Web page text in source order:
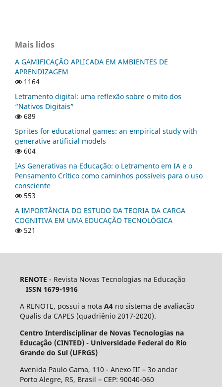
Mais lidos
A GAMIFICAÇÃO APLICADA EM AMBIENTES DE
APRENDIZAGEM
1164
Letramento digital: uma reflexão sobre o mito dos
“Nativos Digitais”
689
Sprites for educational games: an empirical study with
generative artificial models
604
IAs Generativas na Educação: o Letramento em IA e o
Pensamento Crítico como caminhos possíveis para o uso
consciente
553
A IMPORTÂNCIA DO ESTUDO DA TEORIA DA CARGA
COGNITIVA EM UMA EDUCAÇÃO TECNOLÓGICA
521
RENOTE - Revista Novas Tecnologias na Educação
ISSN 1679-1916
A RENOTE, possui a nota A4no sistema de avaliação
Qualis da CAPES (quadriênio 2017-2020).
Centro Interdisciplinar de Novas Tecnologias na
Educação (CINTED) - Universidade Federal do Rio
Grande do Sul (UFRGS)
Avenida Paulo Gama, 110 - Anexo III – 3o andar
Porto Alegre, RS, Brasil – CEP: 90040-060